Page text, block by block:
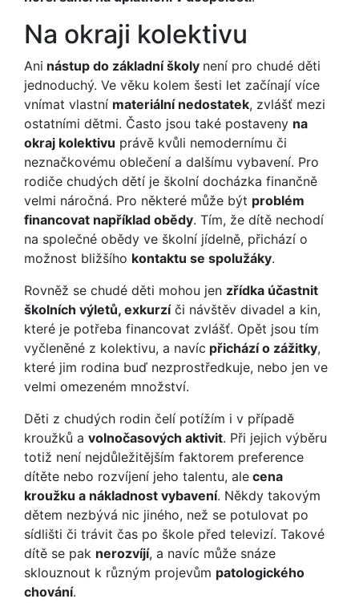
Na okraji kolektivu
Ani nástup do základní školy není pro chudé děti
jednoduchý. Ve věku kolem šesti let začínají více
vnímat vlastní materiální nedostatek, zvlášť mezi
ostatními dětmi. Často jsou také postaveny na
okraj kolektivu právě kvůli nemodernímu či
neznačkovému oblečení a dalšímu vybavení. Pro
rodiče chudých dětí je školní docházka finančně
velmi náročná. Pro některé může být problém
financovat například obědy. Tím, že dítě nechodí
na společné obědy ve školní jídelně, přichází o
možnost bližšího kontaktu se spolužáky.
Rovněž se chudé děti mohou jen zřídka účastnit
školních výletů, exkurzíči návštěv divadel a kin,
které je potřeba financovat zvlášť. Opět jsou tím
vyčleněné z kolektivu, a navíc přichází o zážitky,
které jim rodina buď nezprostředkuje, nebo jen ve
velmi omezeném množství.
Děti z chudých rodin čelí potížím i v případě
kroužků a volnočasových aktivit. Při jejich výběru
totiž není nejdůležitějším faktorem preference
dítěte nebo rozvíjení jeho talentu, ale cena
kroužku a nákladnost vybavení. Někdy takovým
dětem nezbývá nic jiného, než se potulovat po
sídlišti či trávit čas po škole před televizí. Takové
dítě se pak nerozvíjí, a navíc může snáze
sklouznout k různým projevům patologického
chování.